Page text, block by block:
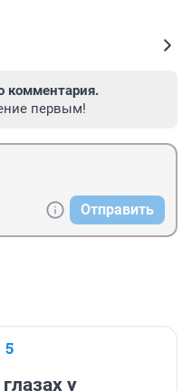
комментария.
первым!
Отправить
у